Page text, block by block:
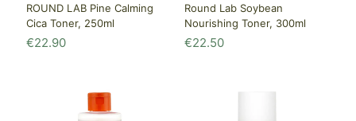
ROUND LAB Pine Calming
Cica Toner, 250ml
€22.90
Round Lab Soybean
Nourishing Toner, 300ml
€22.50